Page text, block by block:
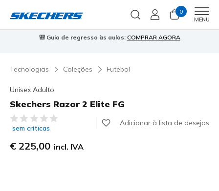
0
MENU
Skechers VIP: 45 dias de devolução para membrosInscreve-te
Tecnologias Coleções Futebol
Unisex Adulto
Skechers Razor 2 Elite FG
3$8 de 5 – Classificação do cliente
sem críticas
Adicionar à lista de desejos
€ 225,00 incl. IVA